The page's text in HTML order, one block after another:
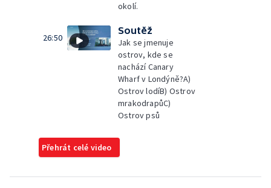
okolí.
26:50
Soutěž
Jak se jmenuje
ostrov, kde se
nachází Canary
Wharf v Londýně?A)
Ostrov lodíB) Ostrov
mrakodrapůC)
Ostrov psů
Přehrát celé video